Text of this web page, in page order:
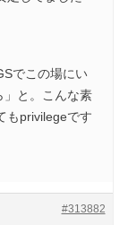
でこの場にい
」と。こんな素
もprivilegeです
#313882